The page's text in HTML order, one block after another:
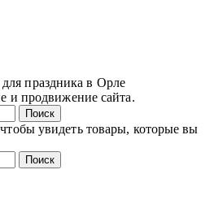
праздника в Орле
и продвижение сайта.
Поиск
увидеть товары, которые вы
Поиск